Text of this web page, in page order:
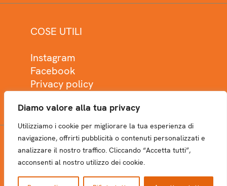
Diamo valore alla tua privacy
Utilizziamo i cookie per migliorare la tua esperienza di
navigazione, offrirti pubblicità o contenuti personalizzati e
analizzare il nostro traffico. Cliccando “Accetta tutti”,
acconsenti al nostro utilizzo dei cookie.
COSE UTILI
Instagram
Facebook
Privacy policy
NEWSLETTER